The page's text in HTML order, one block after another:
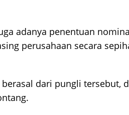
adanya penentuan
perusahaan secara
dari pungli tersebut,